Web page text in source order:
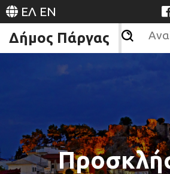
ΕΛ EN
Δήμος Πάργας